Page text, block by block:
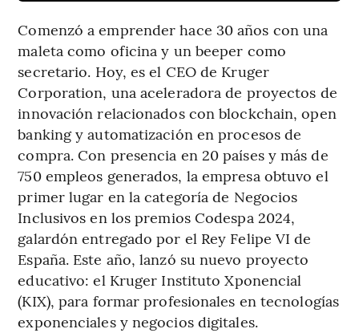
Comenzó a emprender hace 30 años con una
maleta como oficina y un beeper como
secretario. Hoy, es el CEO de Kruger
Corporation, una aceleradora de proyectos de
innovación relacionados con blockchain, open
banking y automatización en procesos de
compra. Con presencia en 20 países y más de
750 empleos generados, la empresa obtuvo el
primer lugar en la categoría de Negocios
Inclusivos en los premios Codespa 2024,
galardón entregado por el Rey Felipe VI de
España. Este año, lanzó su nuevo proyecto
educativo: el Kruger Instituto Xponencial
(KIX), para formar profesionales en tecnologías
exponenciales y negocios digitales.